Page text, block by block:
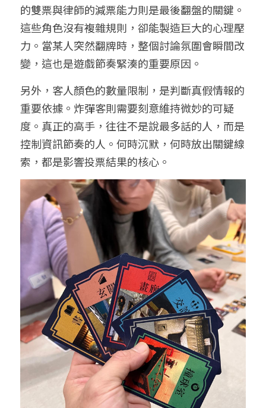
的雙票與律師的減票能力則是最後翻盤的關鍵。
這些角色沒有複雜規則，卻能製造巨大的心理壓
力。當某人突然翻牌時，整個討論氛圍會瞬間改
變，這也是遊戲節奏緊湊的重要原因。
另外，客人顏色的數量限制，是判斷真假情報的
重要依據。炸彈客則需要刻意維持微妙的可疑
度。真正的高手，往往不是說最多話的人，而是
控制資訊節奏的人。何時沉默，何時放出關鍵線
索，都是影響投票結果的核心。